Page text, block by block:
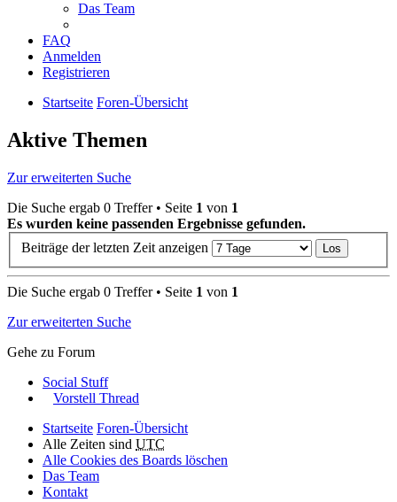
Das Team
FAQ
Anmelden
Registrieren
Startseite Foren-Übersicht
Aktive Themen
Zur erweiterten Suche
Die Suche ergab 0 Treffer • Seite 1 von 1
Es wurden keine passenden Ergebnisse gefunden.
Beiträge der letzten Zeit anzeigen
Die Suche ergab 0 Treffer • Seite 1 von 1
Zur erweiterten Suche
Gehe zu Forum
Social Stuff
Vorstell Thread
Startseite Foren-Übersicht
Alle Zeiten sind UTC
Alle Cookies des Boards löschen
Das Team
Kontakt